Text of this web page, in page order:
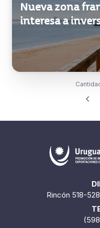
Nueva zona
interesa a
Rincón 518-